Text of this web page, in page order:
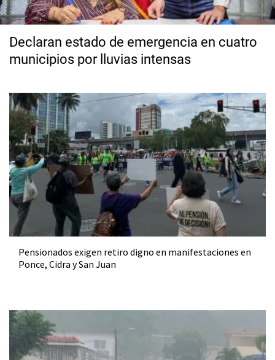
Declaran estado de emergencia en cuatro
municipios por lluvias intensas
Pensionados exigen retiro digno en manifestaciones en
Ponce, Cidra y San Juan